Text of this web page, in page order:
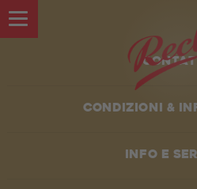
Condizioni &
Info e